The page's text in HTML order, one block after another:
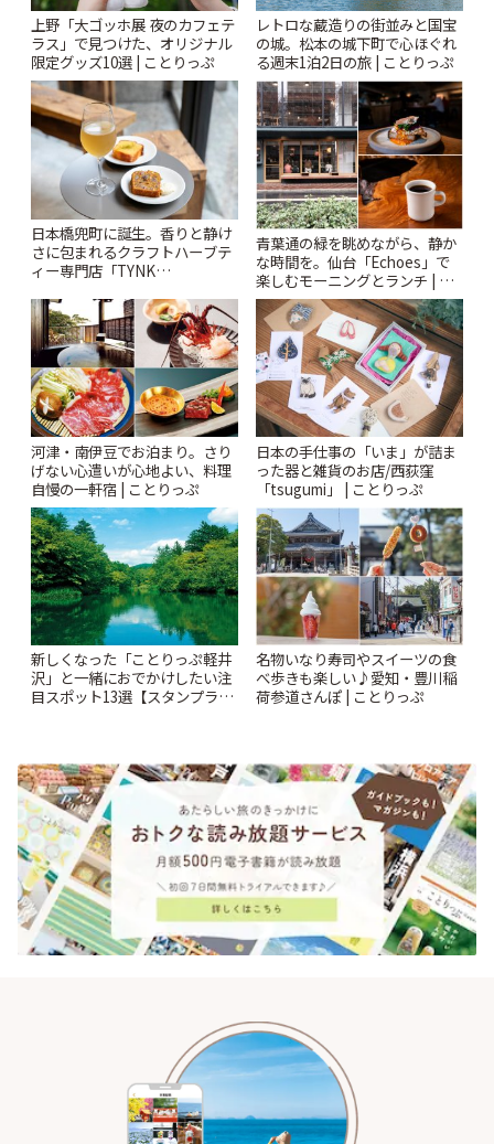
上野「大ゴッホ展 夜のカフェテ
ラス」で見つけた、オリジナル
限定グッズ10選 | ことりっぷ
レトロな蔵造りの街並みと国宝
の城。松本の城下町で心ほぐれ
る週末1泊2日の旅 | ことりっぷ
日本橋兜町に誕生。香りと静け
さに包まれるクラフトハーブテ
ィー専門店「TYNK
青葉通の緑を眺めながら、静か
な時間を。仙台「Echoes」で
楽しむモーニングとランチ | こ
とりっぷ
河津・南伊豆でお泊まり。さり
げない心遣いが心地よい、料理
自慢の一軒宿 | ことりっぷ
日本の手仕事の「いま」が詰ま
った器と雑貨のお店/西荻窪
「tsugumi」 | ことりっぷ
新しくなった「ことりっぷ軽井
沢」と一緒におでかけしたい注
目スポット13選【スタンプラリ
名物いなり寿司やスイーツの食
べ歩きも楽しい♪愛知・豊川稲
荷参道さんぽ | ことりっぷ